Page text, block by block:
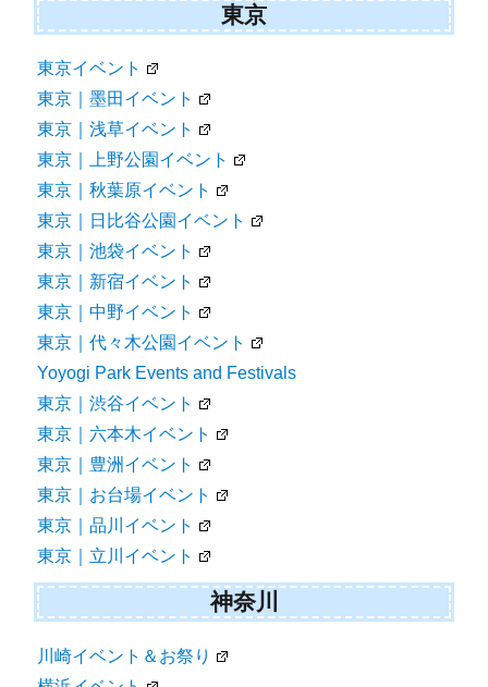
東京
東京イベント
東京｜墨田イベント
東京｜浅草イベント
東京｜上野公園イベント
東京｜秋葉原イベント
東京｜日比谷公園イベント
東京｜池袋イベント
東京｜新宿イベント
東京｜中野イベント
東京｜代々木公園イベント
Yoyogi Park Events and Festivals
東京｜渋谷イベント
東京｜六本木イベント
東京｜豊洲イベント
東京｜お台場イベント
東京｜品川イベント
東京｜立川イベント
神奈川
川崎イベント＆お祭り